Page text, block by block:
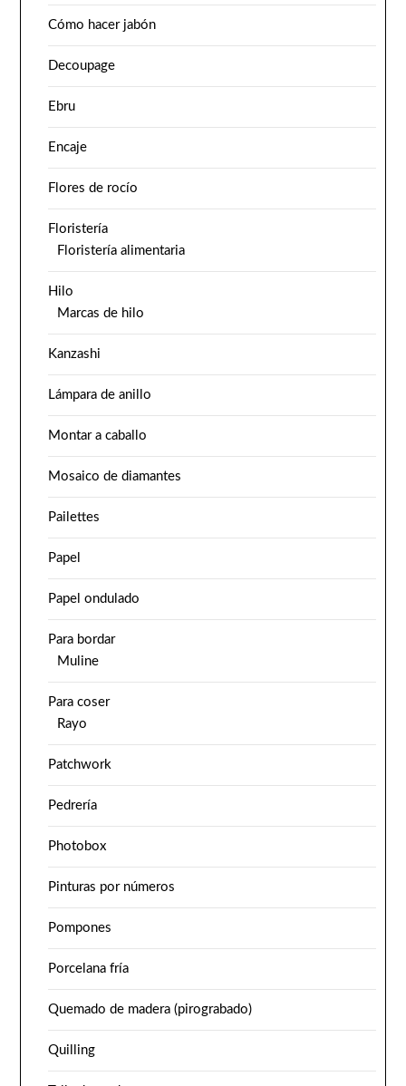
Cómo hacer jabón
Decoupage
Ebru
Encaje
Flores de rocío
Floristería
Floristería alimentaria
Hilo
Marcas de hilo
Kanzashi
Lámpara de anillo
Montar a caballo
Mosaico de diamantes
Pailettes
Papel
Papel ondulado
Para bordar
Muline
Para coser
Rayo
Patchwork
Pedrería
Photobox
Pinturas por números
Pompones
Porcelana fría
Quemado de madera (pirograbado)
Quilling